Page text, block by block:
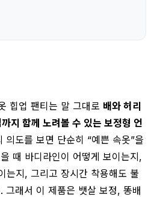
힙업 팬티는 말 그대로 배와 허리
지 함께 노려볼 수 있는 보정형 언
의도를 보면 단순히 “예쁜 속옷”을
때 바디라인이 어떻게 보이는지,
는지, 그리고 장시간 착용해도 불
그래서 이 제품은 뱃살 보정, 똥배